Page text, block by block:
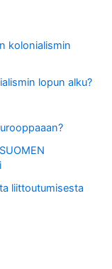
kolonialismin
lopun alku?
SUOMEN
liittoutumisesta